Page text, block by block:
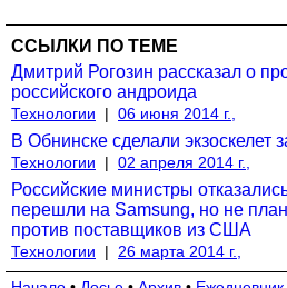
ССЫЛКИ ПО ТЕМЕ
Дмитрий Рогозин рассказал о
российского андроида
Технологии | 06 июня 2014 г.,
В Обнинске сделали экзоскелет
Технологии | 02 апреля 2014 г.,
Российские министры
перешли на Samsung, но не
против поставщиков из США
Технологии |
26 марта 2014 г.,